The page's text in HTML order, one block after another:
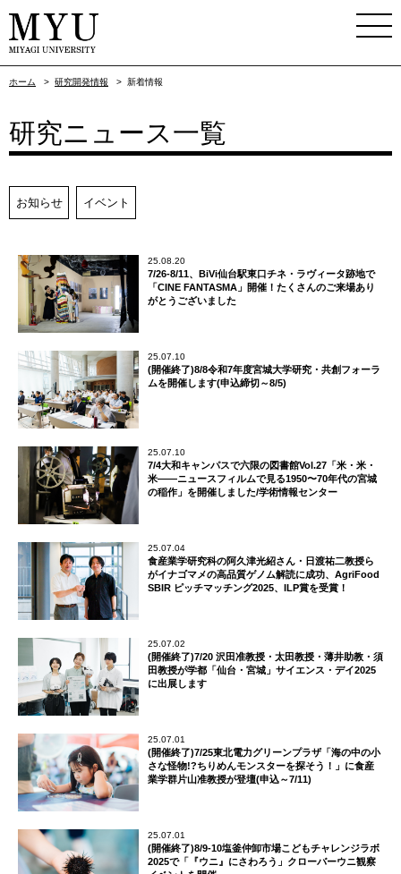
ホーム > 研究開発情報 > 新着情報
研究ニュース一覧
お知らせ イベント
25.08.20
7/26-8/11、BiVi仙台駅東口チネ・ラヴィータ跡地で
「CINE FANTASMA」開催！たくさんのご来場あり
がとうございました
25.07.10
(開催終了)8/8令和7年度宮城大学研究・共創フォーラ
ムを開催します(申込締切～8/5)
25.07.10
7/4大和キャンパスで六限の図書館Vol.27「米・米・
米——ニュースフィルムで見る1950〜70年代の宮城
の稲作」を開催しました/学術情報センター
25.07.04
食産業学研究科の阿久津光紹さん・日渡祐二教授ら
がイナゴマメの高品質ゲノム解読に成功、AgriFood
SBIR ピッチマッチング2025、ILP賞を受賞！
25.07.02
(開催終了)7/20 沢田准教授・太田教授・薄井助教・須
田教授が学都「仙台・宮城」サイエンス・デイ2025
に出展します
25.07.01
(開催終了)7/25東北電力グリーンプラザ「海の中の小
さな怪物!?ちりめんモンスターを探そう！」に食産
業学群片山准教授が登壇(申込～7/11)
25.07.01
(開催終了)8/9-10塩釜仲卸市場こどもチャレンジラボ
2025で「『ウニ』にさわろう」クローバーウニ観察